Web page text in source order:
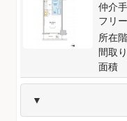
仲介
フリ
所在階
間取り
面積